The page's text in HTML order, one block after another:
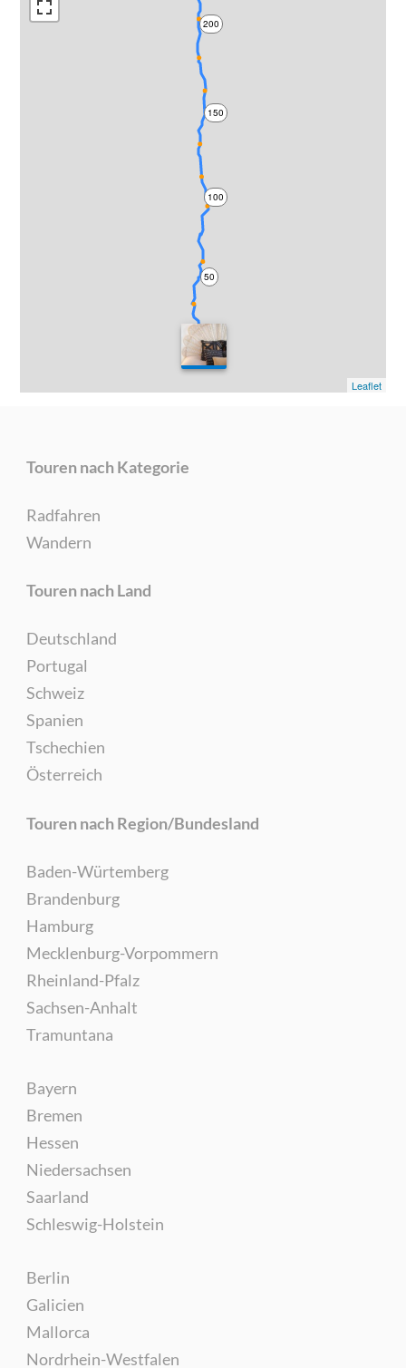
0
50
100
150
200
Leaflet
Touren nach Kategorie
Radfahren
Wandern
Touren nach Land
Deutschland
Portugal
Schweiz
Spanien
Tschechien
Österreich
Touren nach Region/Bundesland
Baden-Würtemberg
Brandenburg
Hamburg
Mecklenburg-Vorpommern
Rheinland-Pfalz
Sachsen-Anhalt
Tramuntana
Bayern
Bremen
Hessen
Niedersachsen
Saarland
Schleswig-Holstein
Berlin
Galicien
Mallorca
Nordrhein-Westfalen